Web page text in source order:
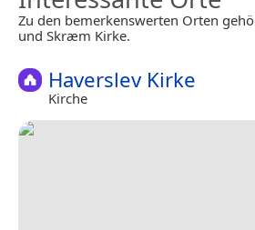
Zu den bemerkenswerten Orten
und Skræm Kirke.
Haverslev Kirke
Kirche